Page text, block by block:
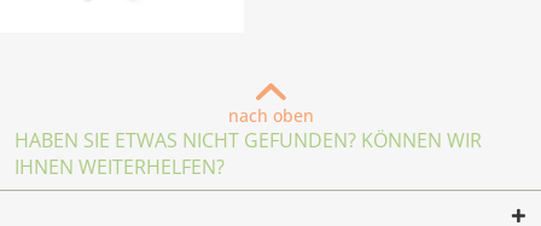
nach oben
HABEN SIE ETWAS NICHT GEFUNDEN? KÖNNEN WIR
IHNEN WEITERHELFEN?